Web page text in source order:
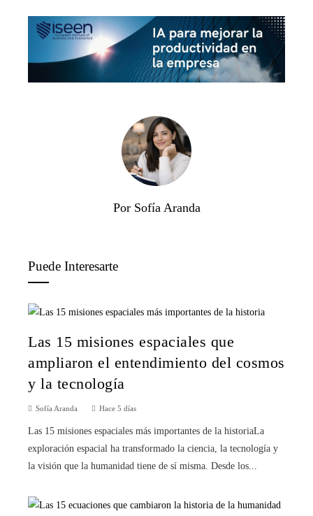
Por Sofía Aranda
Puede Interesarte
Las 15 misiones espaciales que
ampliaron el entendimiento del cosmos
y la tecnología
Sofía Aranda Hace 5 días
Las 15 misiones espaciales más importantes de la historiaLa
exploración espacial ha transformado la ciencia, la tecnología y
la visión que la humanidad tiene de sí misma. Desde los...